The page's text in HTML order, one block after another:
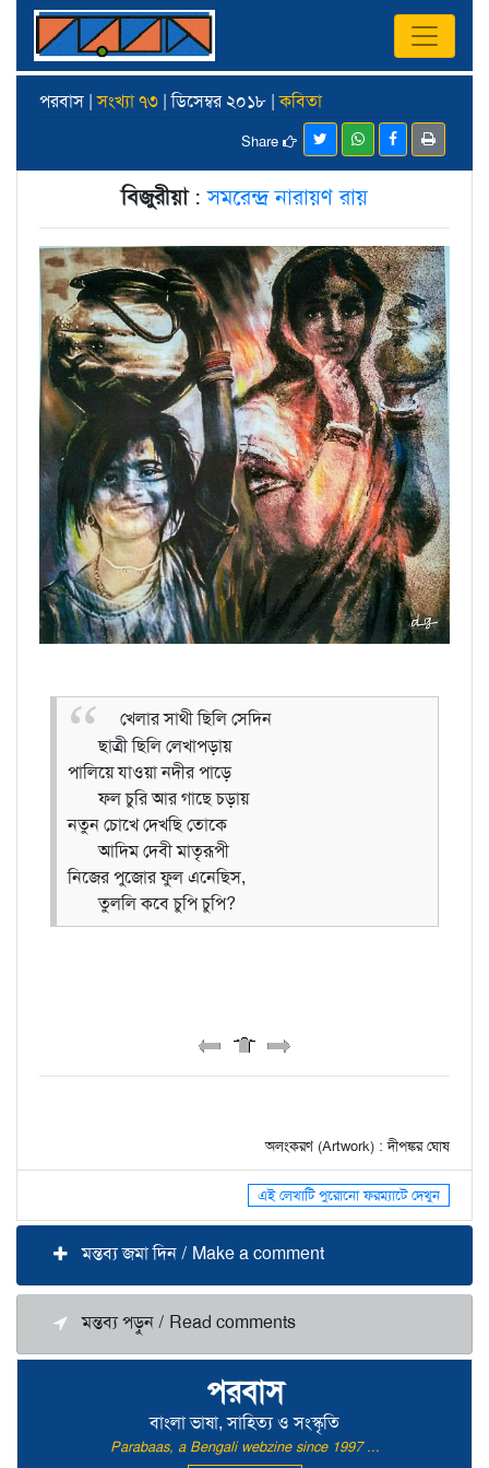
পরবাস
বাংলা ভাষা, সাহিত্য ও সংস্কৃতি
Parabaas, a Bengali webzine since 1997 ...
পরবাস |সংখ্যা ৭৩ | ডিসেম্বর ২০১৮ |কবিতা
Share
বিজুরীয়া:সমরেন্দ্র নারায়ণ রায়
খেলার সাথী ছিলি সেদিন
ছাত্রী ছিলি লেখাপড়ায়
পালিয়ে যাওয়া নদীর পাড়ে
ফল চুরি আর গাছে চড়ায়
নতুন চোখে দেখছি তোকে
আদিম দেবী মাতৃরূপী
নিজের পুজোর ফুল এনেছিস,
তুললি কবে চুপি চুপি?
অলংকরণ (Artwork) : দীপঙ্কর ঘোষ
এই লেখাটি পুরোনো ফরম্যাটে দেখুন
মন্তব্য জমা দিন / Make a comment
মন্তব্য পড়ুন / Read comments